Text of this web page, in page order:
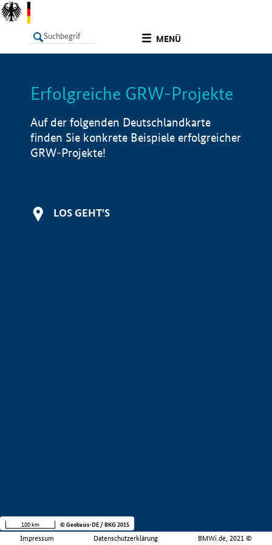
MENÜ
LISTE Info
Erfolgreiche GRW-Projekte
Auf der folgenden Deutschlandkarte
finden Sie konkrete Beispiele erfolgreicher
GRW-Projekte!
LOS GEHT'S
Impressum Datenschutzerklärung BMWi.de, 2021 ©
100 km © Geobasis-DE / BKG 2015